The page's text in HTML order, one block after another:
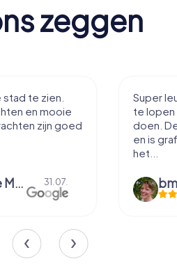
zeggen
te zien.
en mooie
zijn goed
Dieuwerke Meerlo 31.07.
Super
te
doen.
en is
het...